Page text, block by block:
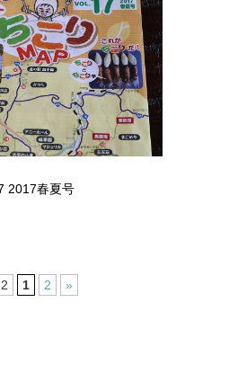
2017春夏号
1 2 »